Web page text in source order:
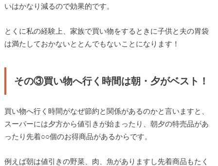
いはかなり減るので効果的です。
とくに私の経験上、家族で買い物をするときに子供と夫の胃袋
は満たしておかないととんでもないことになります！
その③買い物へ行く時間は朝・夕がベスト！
買い物へ行く時間がなぜ節約と関係があるのかと言いますと、
スーパーには夕方から値引きが始まったり、朝夕の特売品があ
ったり先着○○個のお得商品があるからです。
例えば朝は値引きの野菜、肉、魚がありますし先着商品もたく